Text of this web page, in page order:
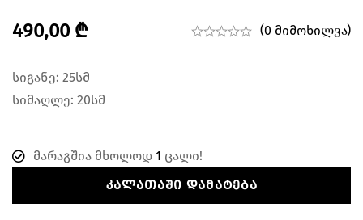
490,00 ₾ (0 მიმოხილვა)
სიგანე: 25სმ
სიმაღლე: 20სმ
მარაგშია მხოლოდ 1 ცალი!
ᲙᲐᲚᲐᲗᲐᲨᲘ ᲓᲐᲛᲐᲢᲔᲑᲐ